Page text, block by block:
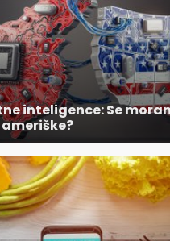
inteligence: Se